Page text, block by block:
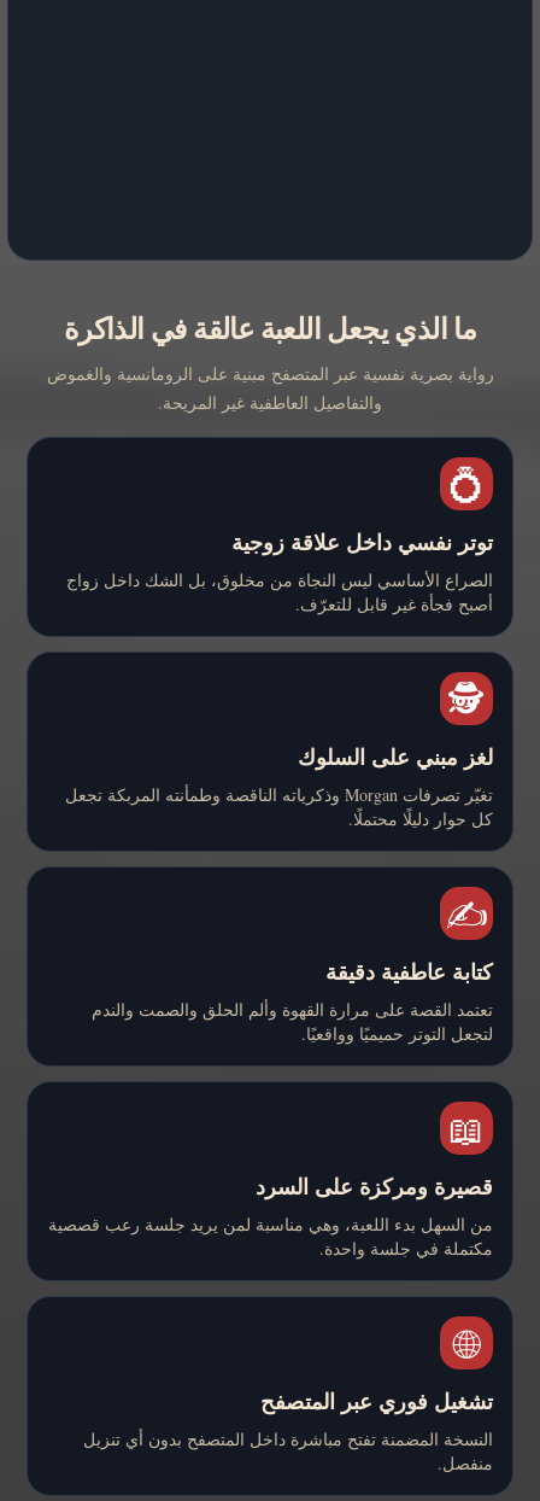
ما الذي يجعل اللعبة عالقة في الذاكرة
رواية بصرية نفسية عبر المتصفح مبنية على الرومانسية والغموض
والتفاصيل العاطفية غير المريحة.
💍
توتر نفسي داخل علاقة زوجية
الصراع الأساسي ليس النجاة من مخلوق، بل الشك داخل زواج
أصبح فجأة غير قابل للتعرّف.
🕵️
لغز مبني على السلوك
تغيّر تصرفات Morgan وذكرياته الناقصة وطمأنته المربكة تجعل
كل حوار دليلًا محتملًا.
✍️
كتابة عاطفية دقيقة
تعتمد القصة على مرارة القهوة وألم الحلق والصمت والندم
لتجعل التوتر حميميًا وواقعيًا.
📖
قصيرة ومركزة على السرد
من السهل بدء اللعبة، وهي مناسبة لمن يريد جلسة رعب قصصية
مكتملة في جلسة واحدة.
🌐
تشغيل فوري عبر المتصفح
النسخة المضمنة تفتح مباشرة داخل المتصفح بدون أي تنزيل
منفصل.